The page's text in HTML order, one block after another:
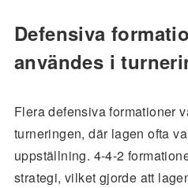
Defensiva
användes i
Flera defensiva formationer
turneringen, där lagen ofta
uppställning. 4-4-2
strategi, vilket gjorde att